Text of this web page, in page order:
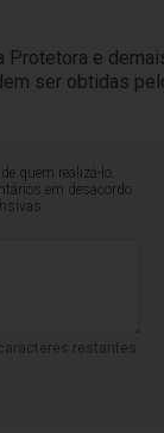
Protetora e
ser obtidas
quem realizá-lo.
em desacordo
restantes.